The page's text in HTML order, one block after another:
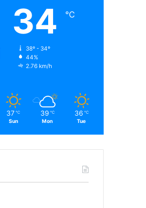
34 ℃
38º - 34º
44%
2.76 km/h
37 ℃
Sun
39 ℃
Mon
36 ℃
Tue